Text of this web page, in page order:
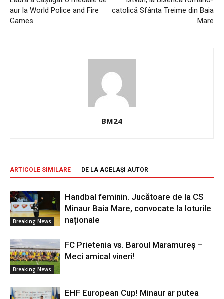
aur la World Police and Fire
Games
catolică Sfânta Treime din Baia
Mare
BM24
ARTICOLE SIMILARE DE LA ACELAȘI AUTOR
Breaking News
Handbal feminin. Jucătoare de la CS
Minaur Baia Mare, convocate la loturile
naționale
Breaking News
FC Prietenia vs. Baroul Maramureș –
Meci amical vineri!
EHF European Cup! Minaur ar putea